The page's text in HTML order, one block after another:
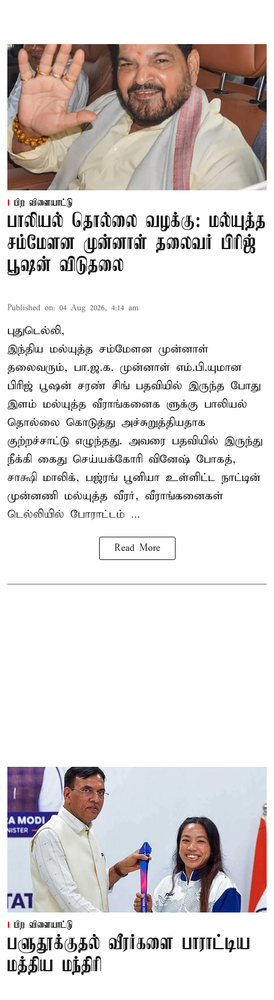
பிற விளையாட்டு
பாலியல் தொல்லை வழக்கு: மல்யுத்த
சம்மேளன முன்னாள் தலைவர் பிரிஜ்
பூஷன் விடுதலை
Published on: 04 Aug 2026, 4:14 am
புதுடெல்லி,
இந்திய மல்யுத்த சம்மேளன முன்னாள்
தலைவரும், பா.ஜ.க. முன்னாள் எம்.பி.யுமான
பிரிஜ் பூஷன் சரண் சிங் பதவியில் இருந்த போது
இளம் மல்யுத்த வீராங்கனைக ளுக்கு பாலியல்
தொல்லை கொடுத்து அச்சுறுத்தியதாக
குற்றச்சாட்டு எழுந்தது. அவரை பதவியில் இருந்து
நீக்கி கைது செய்யக்கோரி வினேஷ் போகத்,
சாக்ஷி மாலிக், பஜ்ரங் பூனியா உள்ளிட்ட நாட்டின்
முன்னணி மல்யுத்த வீரர், வீராங்கனைகள்
டெல்லியில் போராட்டம் ...
Read More
பிற விளையாட்டு
பளுதூக்குதல் வீரர்களை பாராட்டிய
மத்திய மந்திரி